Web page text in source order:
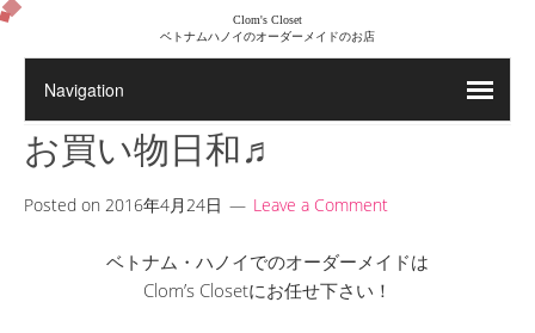
Clom's Closet
ベトナムハノイのオーダーメイドのお店
お買い物日和♬
Posted on 2016年4月24日 Leave a Comment
ベトナム・ハノイでのオーダーメイドは
Clom’s Closetにお任せ下さい！